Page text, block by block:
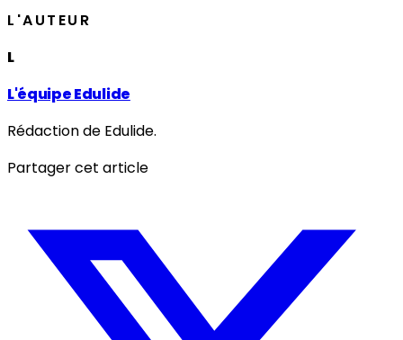
L'AUTEUR
L
L'équipe Edulide
Rédaction de Edulide.
Partager cet article